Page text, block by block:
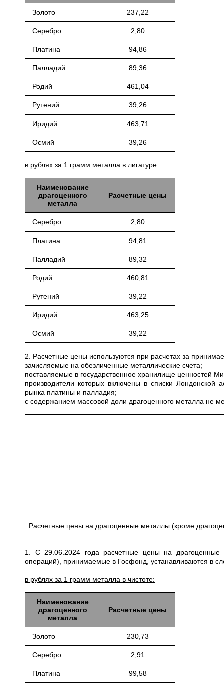
Золото 237,22
Серебро 2,80
Платина 94,86
Палладий 89,36
Родий 461,04
Рутений 39,26
Иридий 463,71
Осмий 39,26
в рублях за 1 грамм металла в лигатуре:
Наименование
драгоценного
металла
Расчетные цены
Серебро 2,80
Платина 94,81
Палладий 89,32
Родий 460,81
Рутений 39,22
Иридий 463,25
Осмий 39,22
2. Расчетные цены используются при расчетах за
зачисляемые на обезличенные металлические счета;
поставляемые в государственное хранилище ценностей
производители которых включены в списки Лондонской
рынка платины и палладия;
с содержанием массовой доли драгоценного металла не
Расчетные цены на драгоценные металлы (кроме
1. С 29.06.2024 года расчетные цены на драгоценные
операций), принимаемые в Госфонд, устанавливаются в
в рублях за 1 грамм металла в чистоте:
Наименование
драгоценного
металла
Расчетные цены
Золото 230,73
Серебро 2,91
Платина 99,58